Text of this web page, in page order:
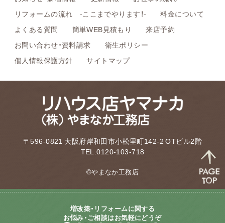
リフォームの流れ -ここまでやります！-
料金について
よくある質問
簡単WEB見積もり
来店予約
お問い合わせ・資料請求
衛生ポリシー
個人情報保護方針
サイトマップ
〒596-0821 大阪府岸和田市小松里町142-2 OTビル2階
TEL.0120-103-718
©やまなか工務店
増改築・リフォームに関する
お悩み・ご相談はお気軽にどうぞ